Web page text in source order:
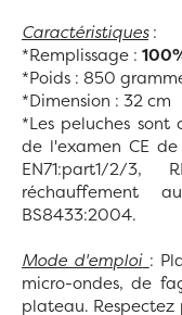
Caractéristiques:
*Remplissage :
*Poids : 850
*Dimension : 32 cm
*Les peluches sont
de l'examen CE
EN71:part1/2/
réchauffement
BS8433:2004.
Mode d'emploi :
micro-ondes, de
plateau. Respectez